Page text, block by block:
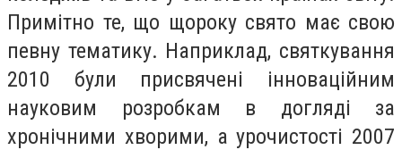
Примітно те, що щороку свято має свою
певну тематику. Наприклад, святкування
2010 були присвячені інноваційним
науковим розробкам в догляді за
хронічними хворими, а урочистості 2007